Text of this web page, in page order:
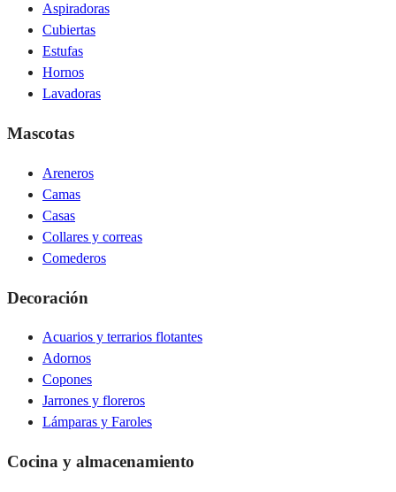
Aspiradoras
Cubiertas
Estufas
Hornos
Lavadoras
Mascotas
Areneros
Camas
Casas
Collares y correas
Comederos
Decoración
Acuarios y terrarios flotantes
Adornos
Copones
Jarrones y floreros
Lámparas y Faroles
Cocina y almacenamiento